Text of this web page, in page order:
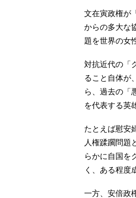
文在寅政権が
からの多大な
題を世界の女
対抗近代の「
ること自体が
ら、過去の「
を代表する英
たとえば慰安
人権蹂躙問題
らかに自国を
く、ある程度
一方、安倍政